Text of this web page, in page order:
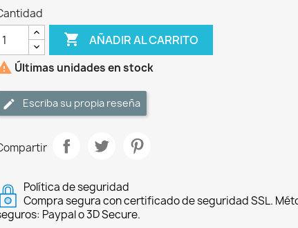
 AÑADIR AL CARRITO
Últimas unidades en stock
Escriba su propia reseña
Política de seguridad
Compra segura con certificado de seguridad SSL.
Paypal o 3D Secure.